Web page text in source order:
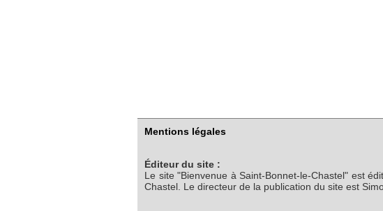
Mentions légales
Éditeur du site :
Le site "Bienvenue à Saint-Bonnet-le-Chastel" est
Chastel. Le directeur de la publication du site est